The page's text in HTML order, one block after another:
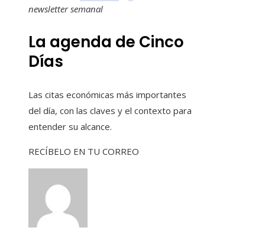
newsletter semanal
La agenda de Cinco
Días
Las citas económicas más importantes
del día, con las claves y el contexto para
entender su alcance.
RECÍBELO EN TU CORREO